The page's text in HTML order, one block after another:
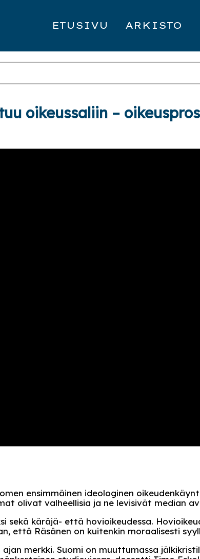
ETUSIVU ARKISTO
oikeussaliin –
ensimmäinen ideologinen
olivat valheellisia ja ne levisivät median
sekä käräjä- että hovioikeudessa.
että Räsänen on kuitenkin moraalisesti
merkki. Suomi on muuttumassa